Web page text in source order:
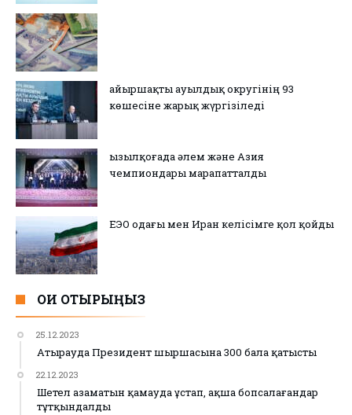
Қайыршақты ауылдық округінің 93
көшесіне жарық жүргізіледі
Қызылқоғада әлем және Азия
чемпиондары марапатталды
ЕЭО одағы мен Иран келісімге қол қойды
ОҚИ ОТЫРЫҢЫЗ
25.12.2023
Атырауда Президент шыршасына 300 бала қатысты
22.12.2023
Шетел азаматын қамауда ұстап, ақша бопсалағандар
тұтқындалды